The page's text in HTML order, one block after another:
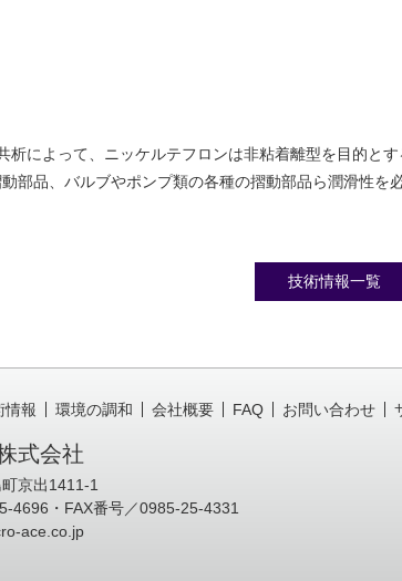
析によって、ニッケルテフロンは非粘着離型を目的と
部品、バルブやポンプ類の各種の摺動部品ら潤滑性を
技術情報一覧
情報 環境の調和 会社概要 FAQ お問い合わせ
式会社
京出1411-1
4696・FAX番号／0985-25-4331
ace.co.jp